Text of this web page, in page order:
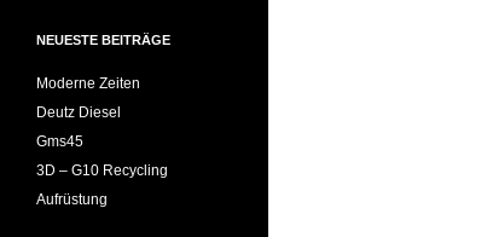
NEUESTE BEITRÄGE
Moderne Zeiten
Deutz Diesel
Gms45
3D – G10 Recycling
Aufrüstung